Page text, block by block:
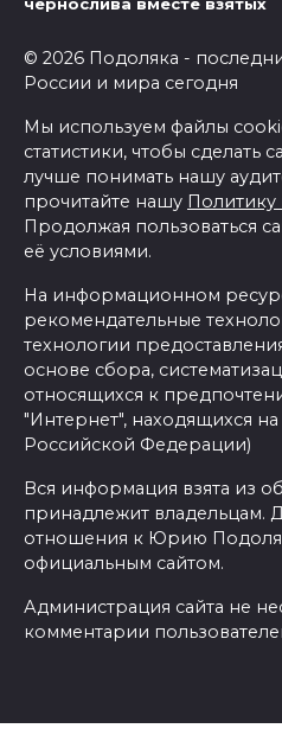
чернослива вместе взятых
© 2026 Подоляка -
России и мира сегодня
Мы используем файлы
статистики, чтобы сделать
лучше понимать нашу
прочитайте нашу
Продолжая пользоваться
её условиями.
На информационном
рекомендательные
технологии
основе сбора,
относящихся к
"Интернет", находящихся
Российской Федерации)
Вся информация взята из
принадлежит владельцам.
отношения к Юрию
официальным сайтом.
Администрация сайта не
комментарии